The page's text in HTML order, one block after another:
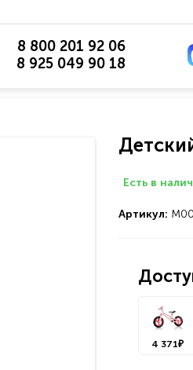
8 800 201 92 06
8 925 049 90 18
Есть в
Артикул:
4 371₽